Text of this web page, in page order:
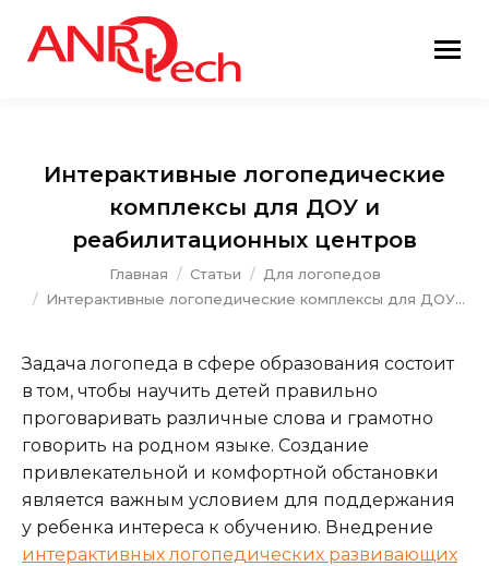
Интерактивные логопедические
комплексы для ДОУ и
реабилитационных центров
Главная Статьи
Для логопедов
Интерактивные логопедические комплексы для ДОУ…
Задача логопеда в сфере образования состоит
в том, чтобы научить детей правильно
проговаривать различные слова и грамотно
говорить на родном языке. Создание
привлекательной и комфортной обстановки
является важным условием для поддержания
у ребенка интереса к обучению. Внедрение
интерактивных логопедических развивающих